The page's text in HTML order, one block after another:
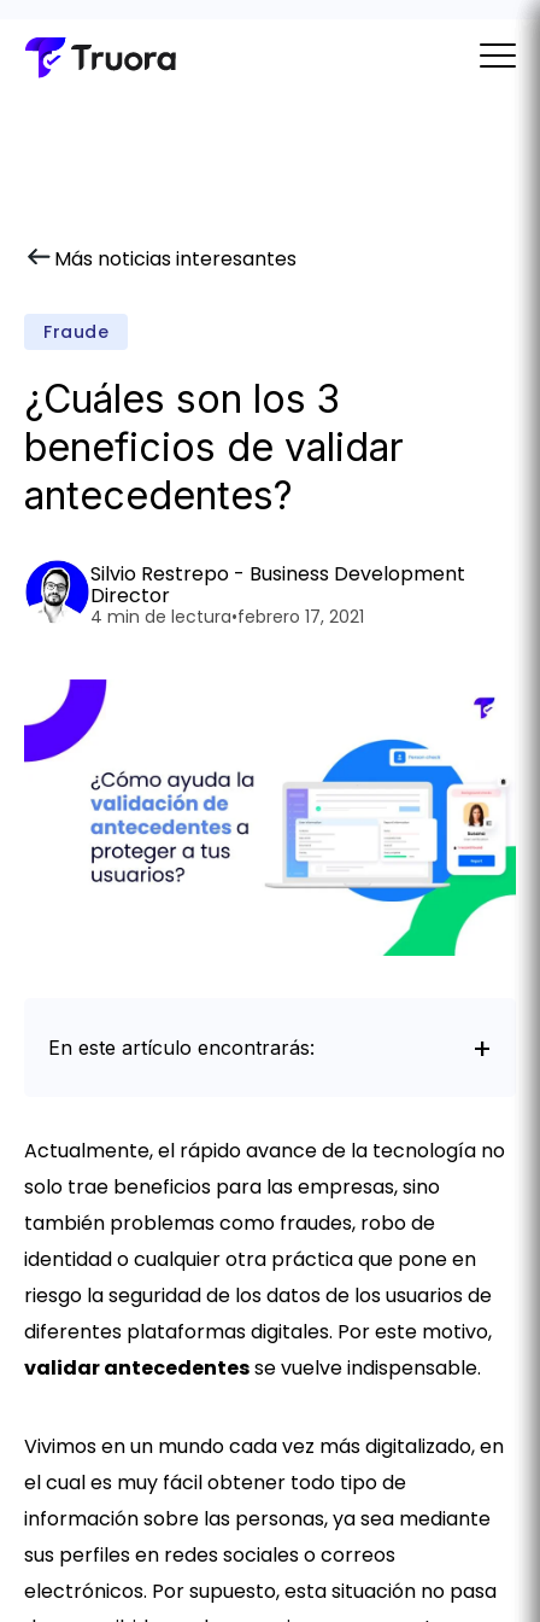
Más noticias interesantes
Fraude
¿Cuáles son los 3
beneficios de validar
antecedentes?
Silvio Restrepo - Business Development
Director
4 min de lectura•febrero 17, 2021
En este artículo encontrarás:
Actualmente, el rápido avance de la tecnología no
solo trae beneficios para las empresas, sino
también problemas como fraudes, robo de
identidad o cualquier otra práctica que pone en
riesgo la seguridad de los datos de los usuarios de
diferentes plataformas digitales. Por este motivo,
validar antecedentesse vuelve indispensable.
Vivimos en un mundo cada vez más digitalizado, en
el cual es muy fácil obtener todo tipo de
información sobre las personas, ya sea mediante
sus perfiles en redes sociales o correos
electrónicos. Por supuesto, esta situación no pasa